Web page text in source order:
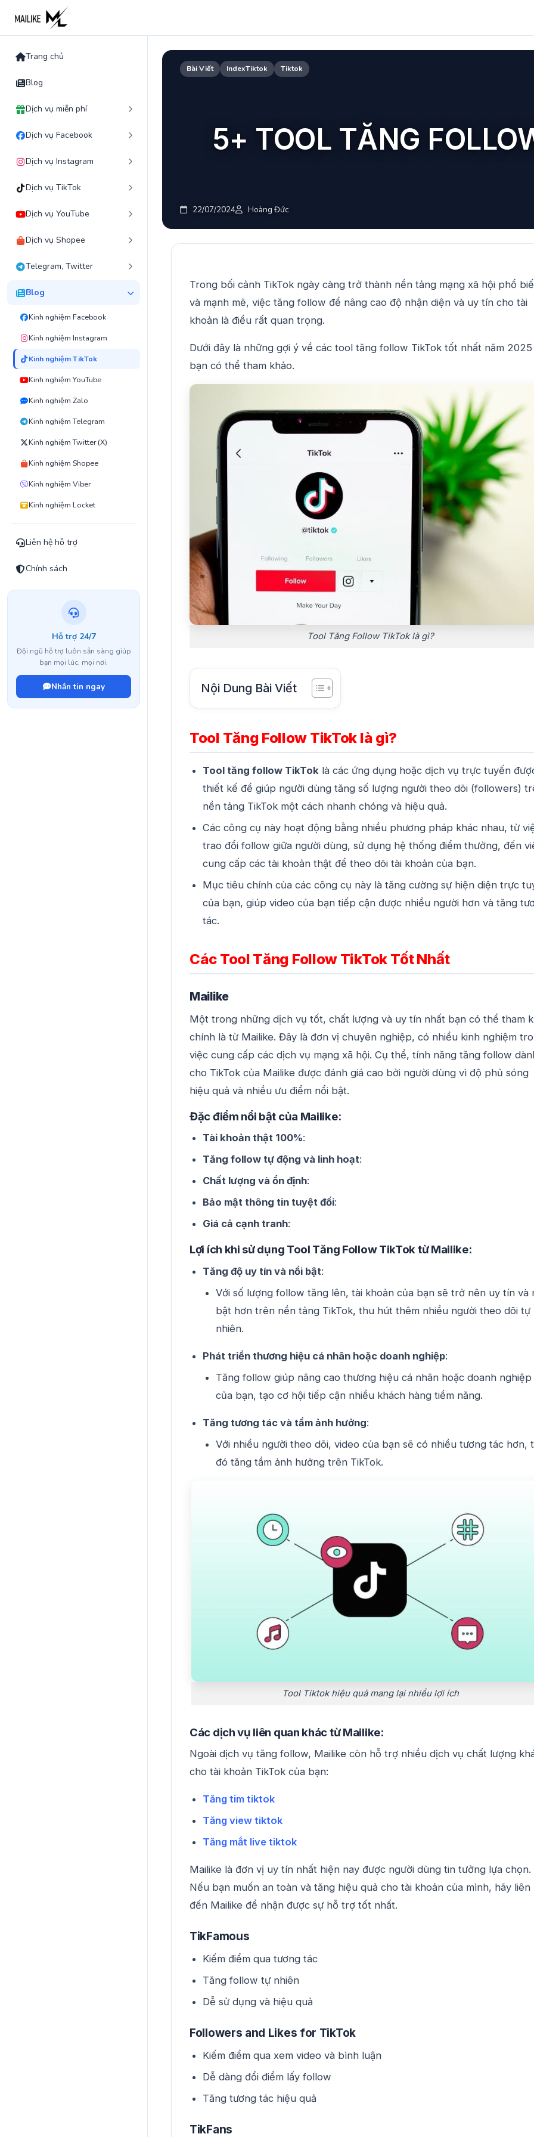
content
Trang chủ
Blog
Dịch vụ miễn phí
Dịch vụ Facebook
Dịch vụ Instagram
Dịch vụ TikTok
Dịch vụ YouTube
Dịch vụ Shopee
Telegram, Twitter
Blog
Kinh nghiệm Facebook
Kinh nghiệm Instagram
Kinh nghiệm TikTok
Kinh nghiệm YouTube
Kinh nghiệm Zalo
Kinh nghiệm Telegram
Kinh nghiệm Twitter (X)
Kinh nghiệm Shopee
Kinh nghiệm Viber
Kinh nghiệm Locket
Liên hệ hỗ trợ
Chính sách
Hỗ trợ 24/7
Đội ngũ hỗ trợ luôn sẵn sàng giúp
bạn mọi lúc, mọi nơi.
Nhắn tin ngay
Bài Viết IndexTiktok Tiktok
5+ TOOL TĂNG
22/07/2024 Hoàng Đức
Trong bối cảnh TikTok ngày càng trở thành nền tảng mạng xã hội phổ
và mạnh mẽ, việc tăng follow để nâng cao độ nhận diện và uy tín cho tài
khoản là điều rất quan trọng.
Dưới đây là những gợi ý về các tool tăng follow TikTok tốt nhất năm 2025
bạn có thể tham khảo.
Tool Tăng Follow TikTok là gì?
Nội Dung Bài Viết
Tool Tăng Follow TikTok là gì?
Tool tăng follow TikTok là các ứng dụng hoặc dịch vụ trực tuyến
thiết kế để giúp người dùng tăng số lượng người theo dõi (followers)
nền tảng TikTok một cách nhanh chóng và hiệu quả.
Các công cụ này hoạt động bằng nhiều phương pháp khác nhau, từ
trao đổi follow giữa người dùng, sử dụng hệ thống điểm thưởng, đến
cung cấp các tài khoản thật để theo dõi tài khoản của bạn.
Mục tiêu chính của các công cụ này là tăng cường sự hiện diện trực
của bạn, giúp video của bạn tiếp cận được nhiều người hơn và tăng
tác.
Các Tool Tăng Follow TikTok Tốt Nhất
Mailike
Một trong những dịch vụ tốt, chất lượng và uy tín nhất bạn có thể tham
chính là từ Mailike. Đây là đơn vị chuyên nghiệp, có nhiều kinh nghiệm
việc cung cấp các dịch vụ mạng xã hội. Cụ thể, tính năng tăng follow
cho TikTok của Mailike được đánh giá cao bởi người dùng vì độ phủ sóng
hiệu quả và nhiều ưu điểm nổi bật.
Đặc điểm nổi bật của Mailike:
Tài khoản thật 100%:
Tăng follow tự động và linh hoạt:
Chất lượng và ổn định:
Bảo mật thông tin tuyệt đối:
Giá cả cạnh tranh:
Lợi ích khi sử dụng Tool Tăng Follow TikTok từ Mailike:
Tăng độ uy tín và nổi bật:
Với số lượng follow tăng lên, tài khoản của bạn sẽ trở nên uy tín và
bật hơn trên nền tảng TikTok, thu hút thêm nhiều người theo dõi tự
nhiên.
Phát triển thương hiệu cá nhân hoặc doanh nghiệp:
Tăng follow giúp nâng cao thương hiệu cá nhân hoặc doanh nghiệp
của bạn, tạo cơ hội tiếp cận nhiều khách hàng tiềm năng.
Tăng tương tác và tầm ảnh hưởng:
Với nhiều người theo dõi, video của bạn sẽ có nhiều tương tác hơn,
đó tăng tầm ảnh hưởng trên TikTok.
Tool Tiktok hiệu quả mang lại nhiều lợi ích
Các dịch vụ liên quan khác từ Mailike:
Ngoài dịch vụ tăng follow, Mailike còn hỗ trợ nhiều dịch vụ chất lượng
cho tài khoản TikTok của bạn:
Tăng tim tiktok
Tăng view tiktok
Tăng mắt live tiktok
Mailike là đơn vị uy tín nhất hiện nay được người dùng tin tưởng lựa chọn.
Nếu bạn muốn an toàn và tăng hiệu quả cho tài khoản của mình, hãy liên
đến Mailike để nhận được sự hỗ trợ tốt nhất.
TikFamous
Kiếm điểm qua tương tác
Tăng follow tự nhiên
Dễ sử dụng và hiệu quả
Followers and Likes for TikTok
Kiếm điểm qua xem video và bình luận
Dễ dàng đổi điểm lấy follow
Tăng tương tác hiệu quả
TikFans